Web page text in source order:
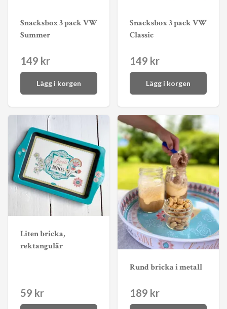
Snacksbox 3 pack VW
Summer
149 kr
Lägg i korgen
Snacksbox 3 pack VW
Classic
149 kr
Lägg i korgen
Liten bricka,
rektangulär
59 kr
Rund bricka i metall
189 kr